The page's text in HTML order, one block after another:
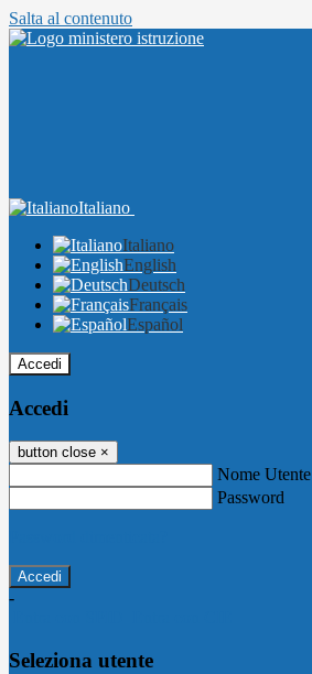
Salta al contenuto
Italiano
Italiano
English
Deutsch
Français
Español
Accedi
Accedi
button close ×
Nome Utente
Password
-
Seleziona utente